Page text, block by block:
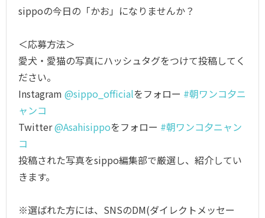
sippoの今日の「かお」になりませんか？
＜応募方法＞
愛犬・愛猫の写真にハッシュタグをつけて投稿してく
ださい。
Instagram @sippo_officialをフォロー #朝ワンコ夕ニ
ャンコ
Twitter@Asahisippoをフォロー #朝ワンコ夕ニャン
コ
投稿された写真をsippo編集部で厳選し、紹介してい
きます。
※選ばれた方には、SNSのDM(ダイレクトメッセー